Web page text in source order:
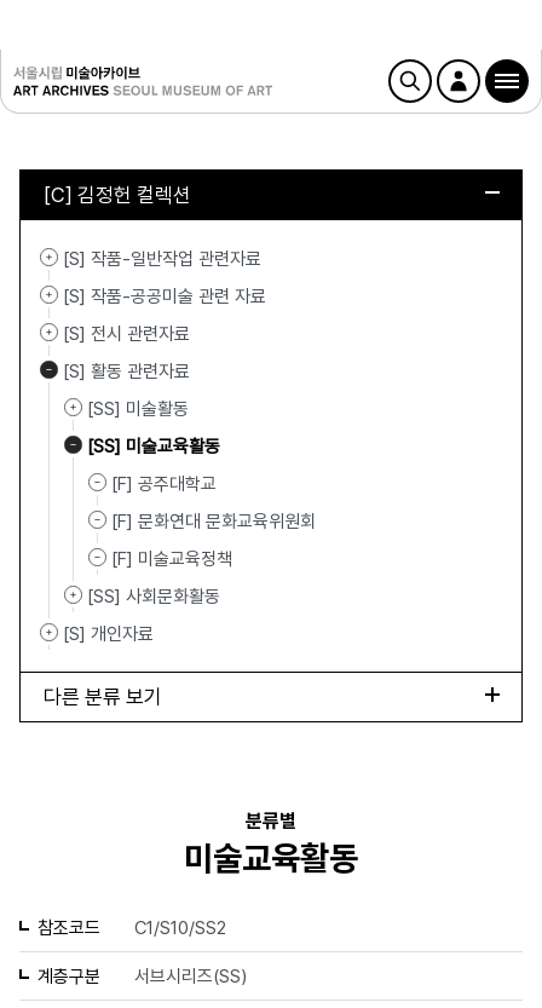
[C] 김정헌 컬렉션
[S] 작품-일반작업 관련자료
[S] 작품-공공미술 관련 자료
[S] 전시 관련자료
[S] 활동 관련자료
[SS] 미술활동
[SS] 미술교육활동
[F] 공주대학교
[F] 문화연대 문화교육위원회
[F] 미술교육정책
[SS] 사회문화활동
[S] 개인자료
다른 분류 보기
분류별
미술교육활동
참조코드 C1/S10/SS2
계층구분 서브시리즈(SS)